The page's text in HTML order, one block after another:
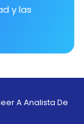
y las
A Analista De